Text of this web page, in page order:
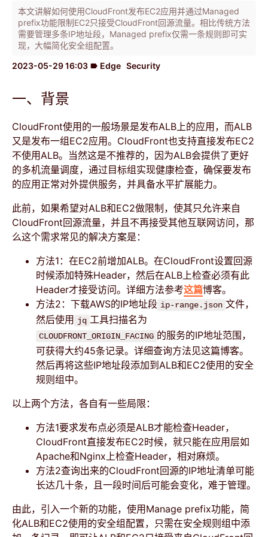
本文讲解如何使用CloudFront发布EC2应用并通过Managed
prefix功能限制EC2只接受CloudFront回源流量。相比传统方法
需要管理多条IP地址段，Managed prefix仅需一条规则即可实
现，大幅简化安全组配置。
2023-05-29 16:03 label Edge Security
一、背景
CloudFront使用的一般场景是发布ALB上的应用，而ALB
又是发布一组EC2应用。CloudFront也支持直接发布EC2
不使用ALB。当然这是不推荐的，因为ALB会提供了更好
的多机流量调度，通过目标组实现健康检查，确保要发布
的应用正常对外提供服务，并具备水平扩展能力。
此前，如果希望对ALB和EC2做限制，使其只允许来自
CloudFront回源流量，并且不再接受其他互联网访问，那
么这个需求常见的解决方案是：
方法1：在EC2前增加ALB。在CloudFront设置回源
时候添加特殊Header，然后在ALB上检查必须有此
Header才接受访问。详细方法参考这篇博客。
方法2：下载AWS的IP地址段 ip-range.json 文件，
然后使用 jq 工具扫描名为
CLOUDFRONT_ORIGIN_FACING 的服务的IP地址范围，
可获得大约45条记录。详细查询方法见这篇博客。
然后再将这些IP地址段添加到ALB和EC2使用的安全
规则组中。
以上两个方法，各自有一些局限：
方法1要求发布点必须是ALB才能检查Header，
CloudFront直接发布EC2时候，就只能在应用层如
Apache和Nginx上检查Header，相对麻烦。
方法2查询出来的CloudFront回源的IP地址清单可能
长达几十条，且一段时间后可能会变化，难于管理。
由此，引入一个新的功能，使用Manage prefix功能，简
化ALB和EC2使用的安全组配置，只需在安全规则组中添